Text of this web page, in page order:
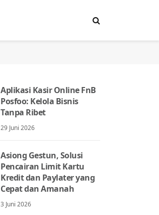
Aplikasi Kasir Online FnB
Posfoo: Kelola Bisnis
Tanpa Ribet
29 Juni 2026
Asiong Gestun, Solusi
Pencairan Limit Kartu
Kredit dan Paylater yang
Cepat dan Amanah
3 Juni 2026